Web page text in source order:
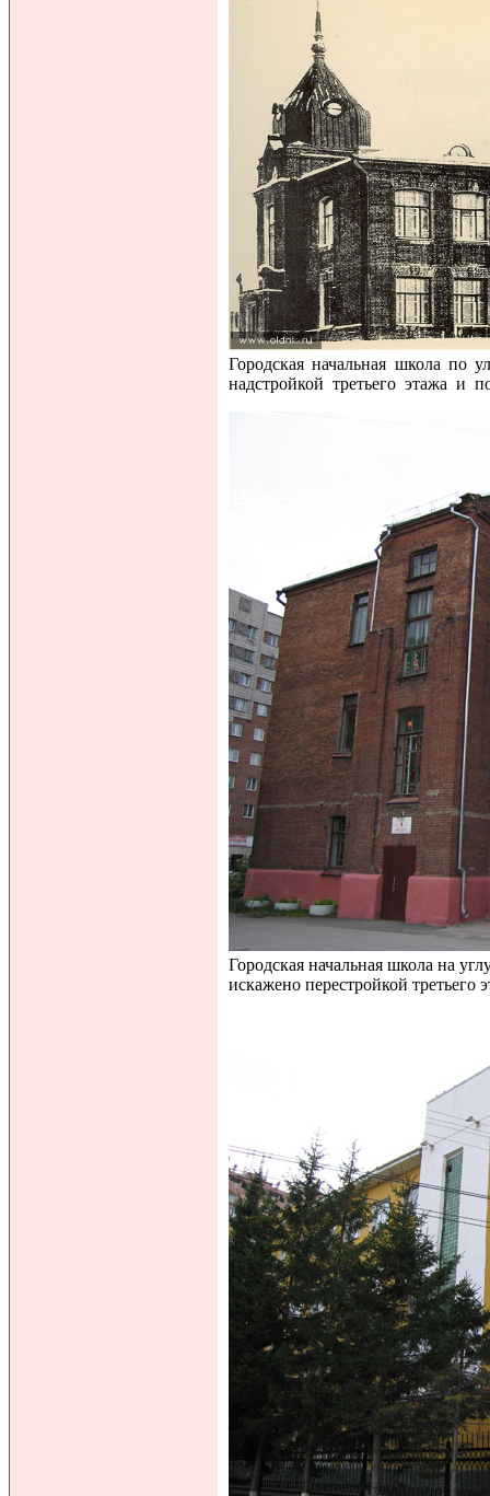
Городская начальная школа по
надстройкой третьего этажа и
Городская начальная школа на
искажено перестройкой третьего